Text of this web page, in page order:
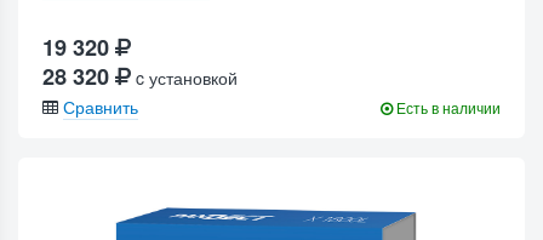
19 320
28 320
c установкой
Сравнить
Есть в наличии